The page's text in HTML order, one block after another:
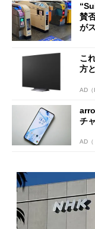
賛
が
こ
方
AD（
チ
AD（